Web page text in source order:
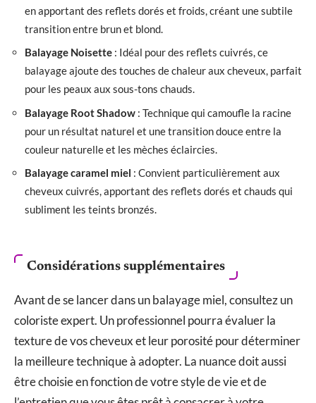
en apportant des reflets dorés et froids, créant une subtile
transition entre brun et blond.
Balayage Noisette : Idéal pour des reflets cuivrés, ce
balayage ajoute des touches de chaleur aux cheveux, parfait
pour les peaux aux sous-tons chauds.
Balayage Root Shadow : Technique qui camoufle la racine
pour un résultat naturel et une transition douce entre la
couleur naturelle et les mèches éclaircies.
Balayage caramel miel : Convient particulièrement aux
cheveux cuivrés, apportant des reflets dorés et chauds qui
subliment les teints bronzés.
Considérations supplémentaires
Avant de se lancer dans un balayage miel, consultez un
coloriste expert. Un professionnel pourra évaluer la
texture de vos cheveux et leur porosité pour déterminer
la meilleure technique à adopter. La nuance doit aussi
être choisie en fonction de votre style de vie et de